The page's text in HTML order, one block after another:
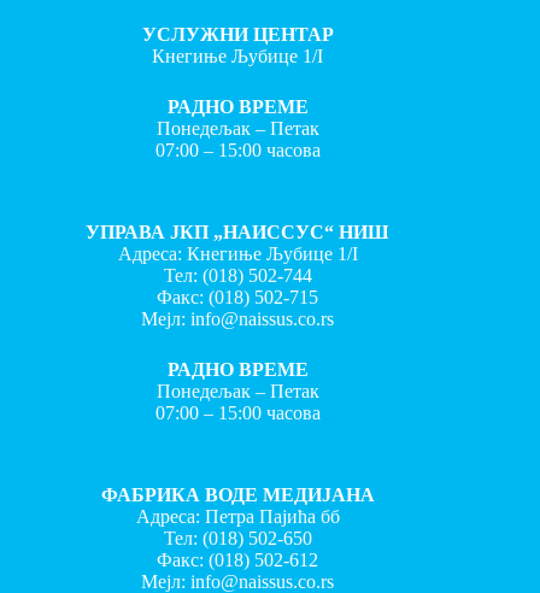
УСЛУЖНИ ЦЕНТАР
Кнегиње Љубице 1/I
РАДНО ВРЕМЕ
Понедељак – Петак
07:00 – 15:00 часова
УПРАВА ЈКП „НАИССУС“ НИШ
Адреса: Кнегиње Љубице 1/I
Тел: (018) 502-744
Факс:(018) 502-715
Мејл:info@naissus.co.rs
РАДНО ВРЕМЕ
Понедељак – Петак
07:00 – 15:00 часова
ФАБРИКА ВОДЕ МЕДИЈАНА
Адреса: Петра Пајића бб
Тел: (018) 502-650
Факс:(018) 502-612
Мејл:info@naissus.co.rs